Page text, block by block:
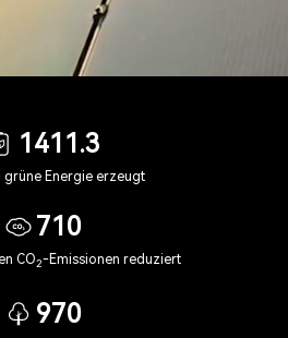
1411.3
grüne Energie erzeugt
710
CO2-Emissionen reduziert
970